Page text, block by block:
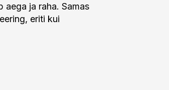
aega ja raha. Samas
eriti kui